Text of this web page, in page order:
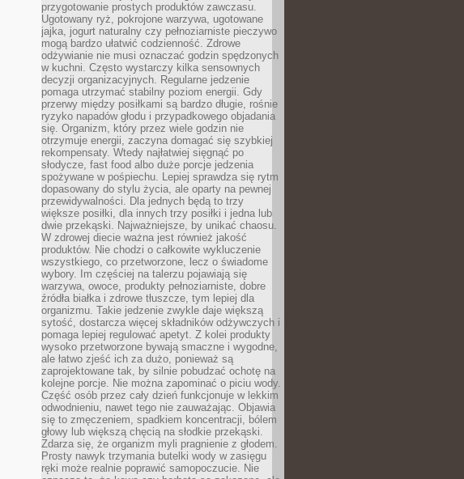
przygotowanie prostych produktów zawczasu.
Ugotowany ryż, pokrojone warzywa, ugotowane
jajka, jogurt naturalny czy pełnoziarniste pieczywo
mogą bardzo ułatwić codzienność. Zdrowe
odżywianie nie musi oznaczać godzin spędzonych
w kuchni. Często wystarczy kilka sensownych
decyzji organizacyjnych. Regularne jedzenie
pomaga utrzymać stabilny poziom energii. Gdy
przerwy między posiłkami są bardzo długie, rośnie
ryzyko napadów głodu i przypadkowego objadania
się. Organizm, który przez wiele godzin nie
otrzymuje energii, zaczyna domagać się szybkiej
rekompensaty. Wtedy najłatwiej sięgnąć po
słodycze, fast food albo duże porcje jedzenia
spożywane w pośpiechu. Lepiej sprawdza się rytm
dopasowany do stylu życia, ale oparty na pewnej
przewidywalności. Dla jednych będą to trzy
większe posiłki, dla innych trzy posiłki i jedna lub
dwie przekąski. Najważniejsze, by unikać chaosu.
W zdrowej diecie ważna jest również jakość
produktów. Nie chodzi o całkowite wykluczenie
wszystkiego, co przetworzone, lecz o świadome
wybory. Im częściej na talerzu pojawiają się
warzywa, owoce, produkty pełnoziarniste, dobre
źródła białka i zdrowe tłuszcze, tym lepiej dla
organizmu. Takie jedzenie zwykle daje większą
sytość, dostarcza więcej składników odżywczych i
pomaga lepiej regulować apetyt. Z kolei produkty
wysoko przetworzone bywają smaczne i wygodne,
ale łatwo zjeść ich za dużo, ponieważ są
zaprojektowane tak, by silnie pobudzać ochotę na
kolejne porcje. Nie można zapominać o piciu wody.
Część osób przez cały dzień funkcjonuje w lekkim
odwodnieniu, nawet tego nie zauważając. Objawia
się to zmęczeniem, spadkiem koncentracji, bólem
głowy lub większą chęcią na słodkie przekąski.
Zdarza się, że organizm myli pragnienie z głodem.
Prosty nawyk trzymania butelki wody w zasięgu
ręki może realnie poprawić samopoczucie. Nie